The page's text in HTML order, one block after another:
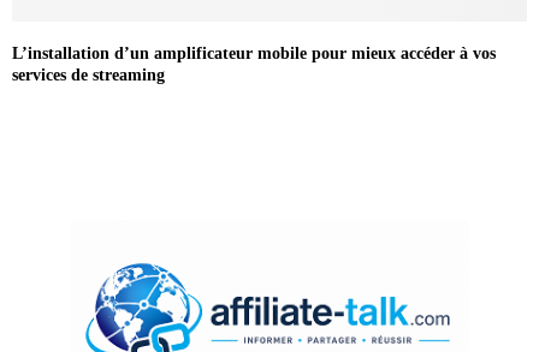
L’installation d’un amplificateur mobile pour mieux accéder à vos
services de streaming